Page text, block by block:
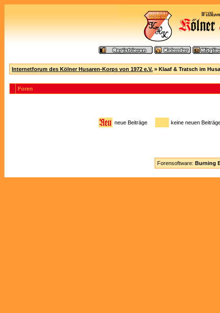
Internetforum des Kölner Husaren-Korps von 1972 e.V. » Klaaf & Tratsch im
Foren
neue Beiträge keine neuen
Forensoftware: Burning